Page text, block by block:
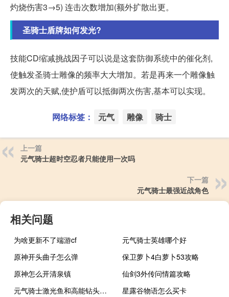
灼烧伤害3→5) 连击次数增加(额外扩散出更。
圣骑士盾牌如何发光?
技能CD缩减挑战因子可以说是这套防御系统中的催化剂,
使触发圣骑士雕像的频率大大增加。若是再来一个雕像触
发两次的天赋,使护盾可以抵御两次伤害,基本可以实现。
网络标签： 元气 雕像 骑士
上一篇
元气骑士超时空忍者只能使用一次吗
下一篇
元气骑士最强近战角色
相关问题
为啥更新不了端游cf
元气骑士英雄哪个好
原神开头曲子怎么弹
保卫萝卜4白萝卜53攻略
原神怎么开清泉镇
仙剑3外传问情篇攻略
元气骑士激光鱼和高能钻头哪个好
星露谷物语怎么买卡